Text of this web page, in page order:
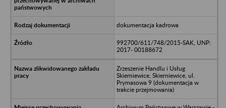
dokumentacja kadrowa
992700/611/748/2015-SAK, UNP:
2017- 00188672
Zrzeszenie Handlu i Usług
Skierniewice, Skierniewice, ul.
Prymasowa 9 (dokumentacja w
trakcie przejmowania)